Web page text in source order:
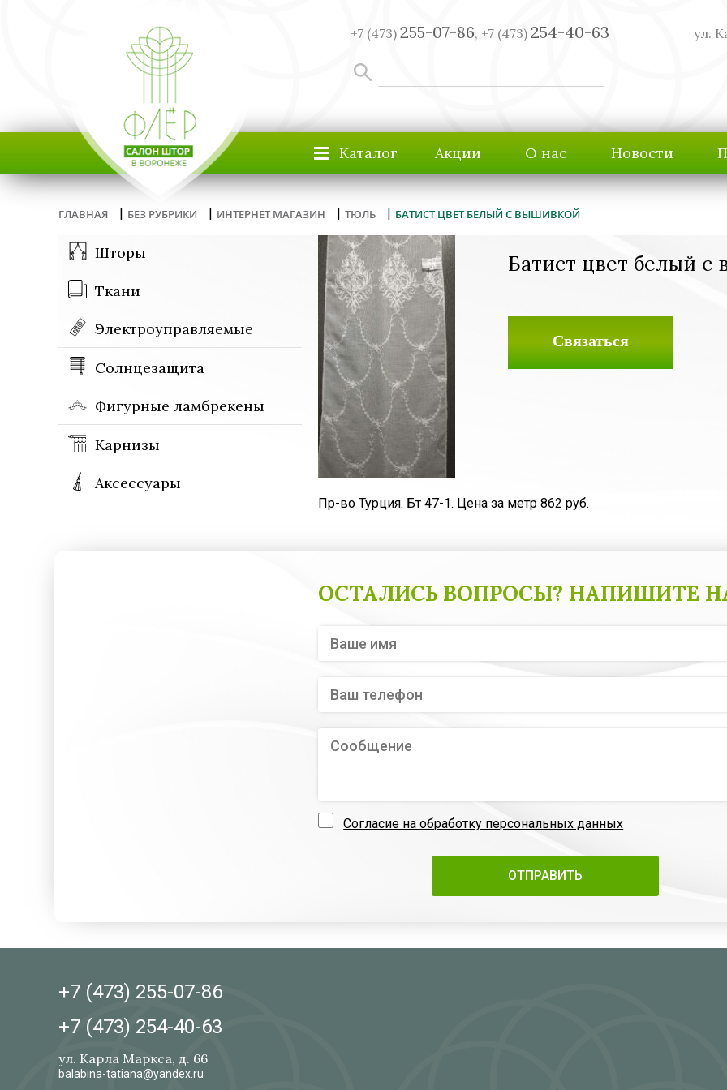
+7 (473) 255-07-86, +7 (473) 254-40-63 ул.
≡ Каталог Акции О нас Новости
ГЛАВНАЯ | БЕЗ РУБРИКИ | ИНТЕРНЕТ МАГАЗИН | ТЮЛЬ | БАТИСТ ЦВЕТ БЕЛЫЙ С ВЫШИВКОЙ
Шторы
Ткани
Электроуправляемые
Солнцезащита
Фигурные ламбрекены
Карнизы
Аксессуары
Батист цвет белый с
Связаться
Пр-во Турция. Бт 47-1. Цена за метр 862 руб.
ОСТАЛИСЬ ВОПРОСЫ? НАПИШИТЕ
Согласие на обработку персональных данных
+7 (473) 255-07-86
+7 (473) 254-40-63
ул. Карла Маркса, д. 66
balabina-tatiana@yandex.ru